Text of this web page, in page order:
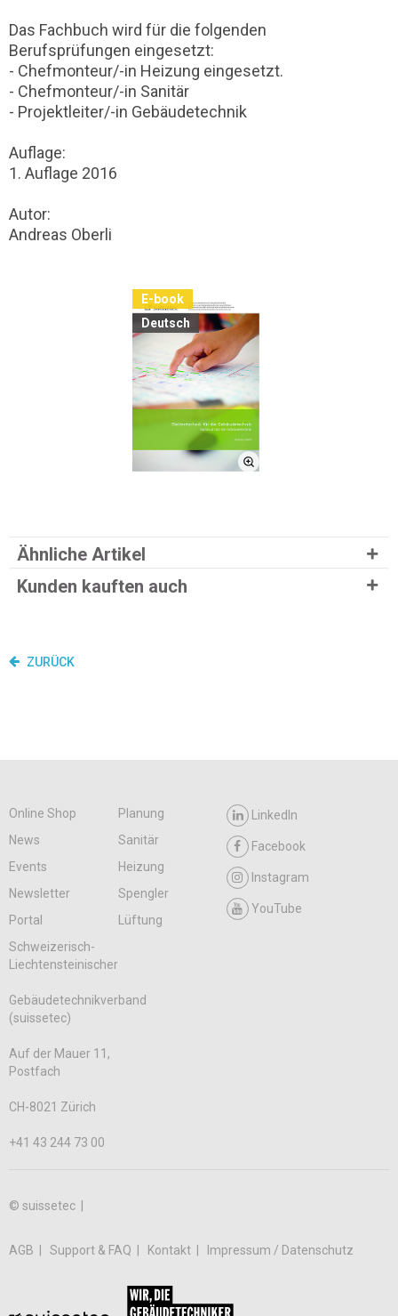
Das Fachbuch wird für die folgenden
Berufsprüfungen eingesetzt:
- Chefmonteur/-in Heizung eingesetzt.
- Chefmonteur/-in Sanitär
- Projektleiter/-in Gebäudetechnik
Auflage:
1. Auflage 2016
Autor:
Andreas Oberli
E-book
Deutsch
Ähnliche Artikel
Kunden kauften auch
ZURÜCK
Online Shop
Planung
News
Sanitär
Events
Heizung
Newsletter
Spengler
Portal
Lüftung
LinkedIn
Facebook
Instagram
YouTube
Schweizerisch-
Liechtensteinischer
Gebäudetechnikverband
(suissetec)
Auf der Mauer 11,
Postfach
CH-8021 Zürich
+41 43 244 73 00
© suissetec |
AGB Support & FAQ Kontakt Impressum / Datenschutz